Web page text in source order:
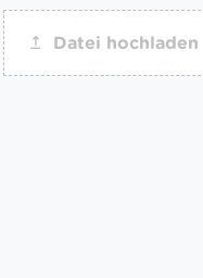
Datei hochladen